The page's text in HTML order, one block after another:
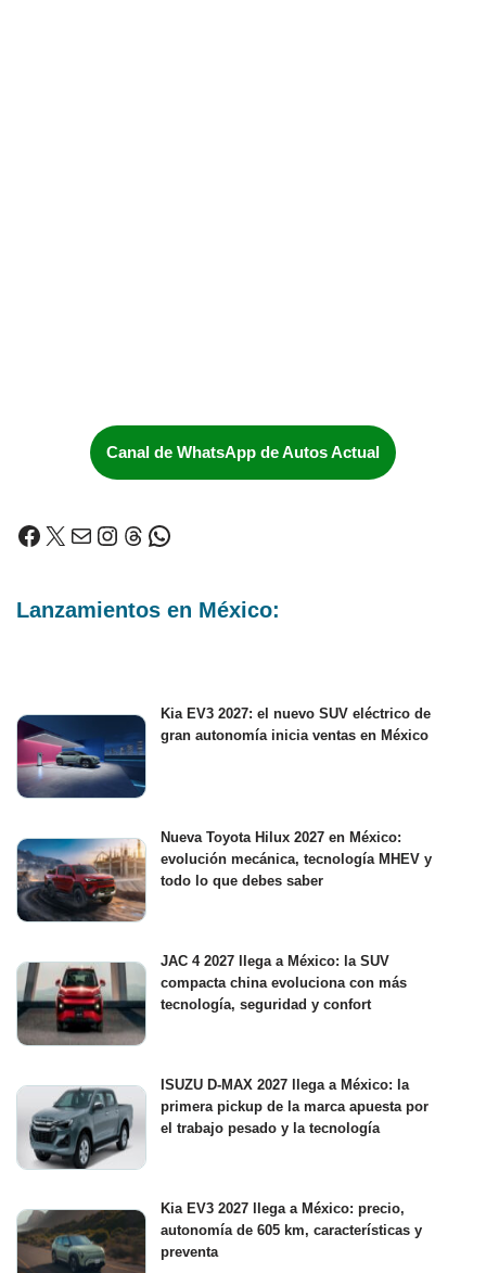
Canal de WhatsApp de Autos Actual
Lanzamientos en México:
Kia EV3 2027: el nuevo SUV eléctrico de
gran autonomía inicia ventas en México
Nueva Toyota Hilux 2027 en México:
evolución mecánica, tecnología MHEV y
todo lo que debes saber
JAC 4 2027 llega a México: la SUV
compacta china evoluciona con más
tecnología, seguridad y confort
ISUZU D-MAX 2027 llega a México: la
primera pickup de la marca apuesta por
el trabajo pesado y la tecnología
Kia EV3 2027 llega a México: precio,
autonomía de 605 km, características y
preventa